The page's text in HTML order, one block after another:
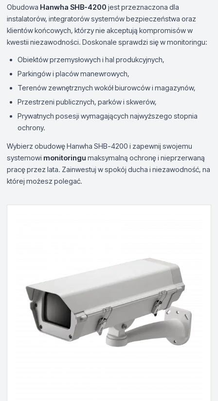
Obudowa Hanwha SHB-4200 jest przeznaczona dla
instalatorów, integratorów systemów bezpieczeństwa oraz
klientów końcowych, którzy nie akceptują kompromisów w
kwestii niezawodności. Doskonale sprawdzi się w monitoringu:
Obiektów przemysłowych i hal produkcyjnych,
Parkingów i placów manewrowych,
Terenów zewnętrznych wokół biurowców i magazynów,
Przestrzeni publicznych, parków i skwerów,
Prywatnych posesji wymagających najwyższego stopnia
ochrony.
Wybierz obudowę Hanwha SHB-4200 i zapewnij swojemu
systemowi monitoringu maksymalną ochronę i nieprzerwaną
pracę przez lata. Zainwestuj w spokój ducha i niezawodność, na
której możesz polegać.